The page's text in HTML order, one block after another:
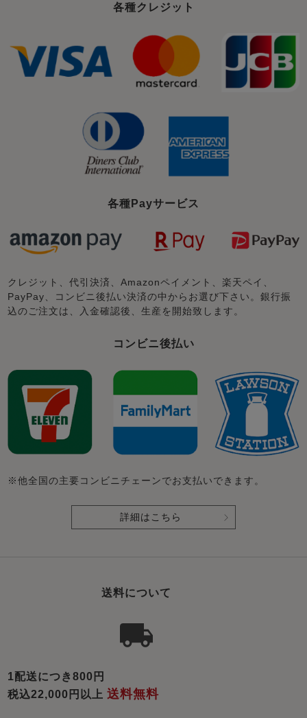
各種クレジット
各種Payサービス
クレジット、代引決済、Amazonペイメント、楽天ペイ、
PayPay、コンビニ後払い決済の中からお選び下さい。銀行振
込のご注文は、入金確認後、生産を開始致します。
コンビニ後払い
※他全国の主要コンビニチェーンでお支払いできます。
詳細はこちら
送料について
1配送につき800円
税込22,000円以上送料無料